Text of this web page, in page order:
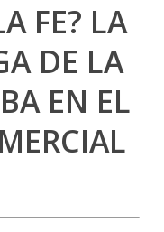
FE? LA
DE LA
EN EL